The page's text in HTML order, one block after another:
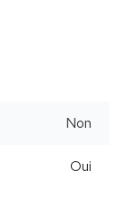
Non
Oui